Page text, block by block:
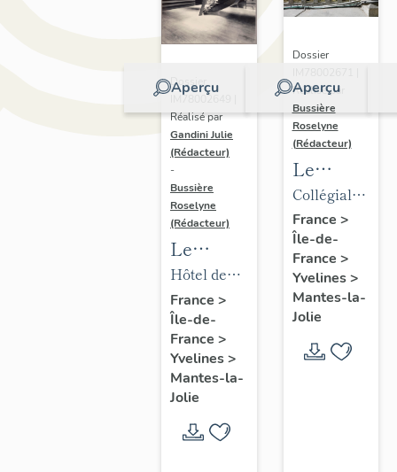
Aperçu
Dossier
IM78002649 |
Réalisé par
Gandini Julie
(Rédacteur)
-
Bussière
Roselyne
(Rédacteur)
Le
mobilier
de l'hôtel
de ville
Hôtel de
ville
France >
Île-de-
France >
Yvelines>
Mantes-la-
Jolie
Aperçu
Dossier
Réalisé par
Bussière
Roselyne
(Rédacteur)
Le
mobilier
de la
collégiale
Collégiale
Notre-
Dame
France >
Île-de-
France >
Yvelines>
Mantes-la-
Jolie